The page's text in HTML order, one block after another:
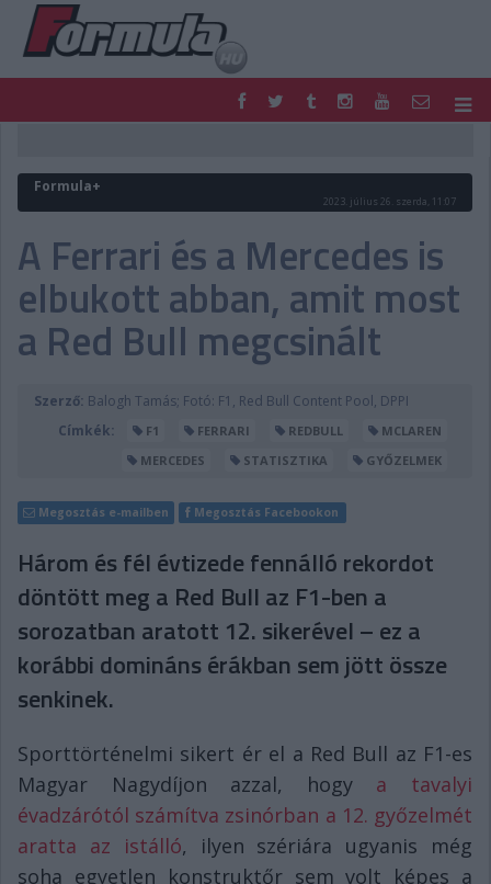
FORMULA
MOTOR
PODCAST
SHOP
DIGITÁLIS MAGAZIN
PONTÁLLÁSOK
VERSENYNAPTÁRAK
Formula+
2023. július 26. szerda, 11:07
A Ferrari és a Mercedes is
elbukott abban, amit most
a Red Bull megcsinált
Szerző: Balogh Tamás; Fotó: F1, Red Bull Content Pool, DPPI
Címkék:
F1 FERRARI REDBULL
MCLAREN
MERCEDES
STATISZTIKA GYŐZELMEK
Megosztás e-mailben Megosztás Facebookon
Három és fél évtizede fennálló rekordot
döntött meg a Red Bull az F1-ben a
sorozatban aratott 12. sikerével – ez a
korábbi domináns érákban sem jött össze
senkinek.
Sporttörténelmi sikert ér el a Red Bull az F1-es
Magyar Nagydíjon azzal, hogy a tavalyi
évadzárótól számítva zsinórban a 12. győzelmét
aratta az istálló, ilyen szériára ugyanis még
soha egyetlen konstruktőr sem volt képes a